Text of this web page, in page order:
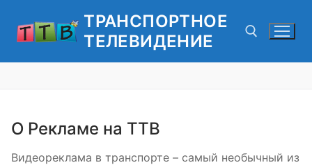
содержимому
ТРАНСПОРТНОЕ
ТЕЛЕВИДЕНИЕ
О Рекламе на ТТВ
Видеореклама в транспорте – самый необычный из